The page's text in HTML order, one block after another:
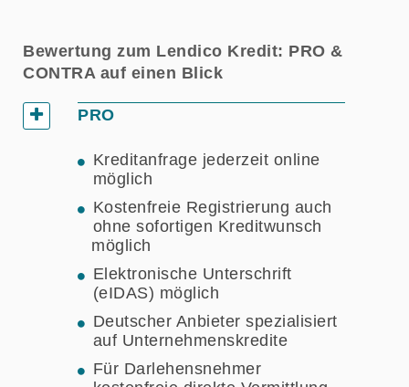
Bewertung zum Lendico Kredit: PRO &
CONTRA auf einen Blick
PRO
Kreditanfrage jederzeit online
möglich
Kostenfreie Registrierung auch
ohne sofortigen Kreditwunsch
möglich
Elektronische Unterschrift
(eIDAS) möglich
Deutscher Anbieter spezialisiert
auf Unternehmenskredite
Für Darlehensnehmer